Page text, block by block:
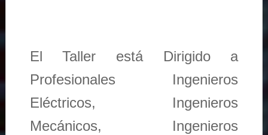
El Taller está Dirigido a
Profesionales Ingenieros
Eléctricos, Ingenieros
Mecánicos, Ingenieros